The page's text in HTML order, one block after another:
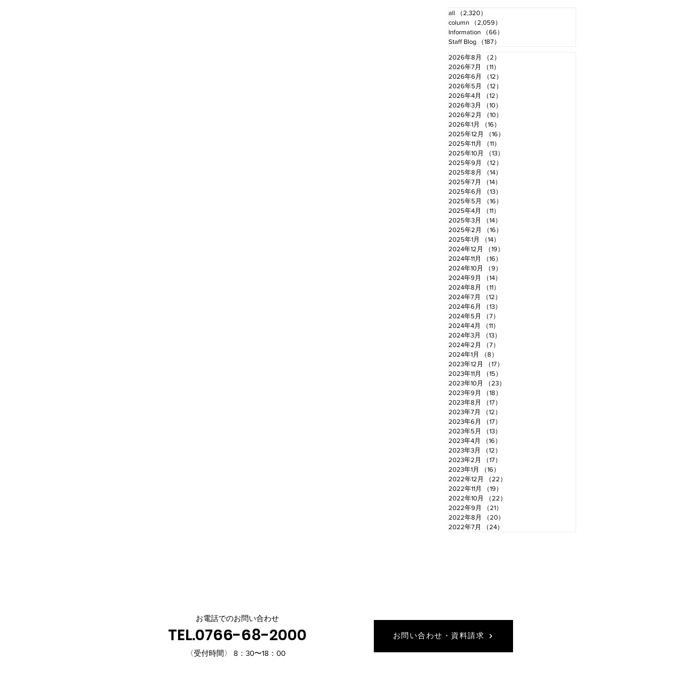
all （2,320）
column
（2,059）
Information
（66）
Staff Blog
（187）
2026年8月 （2）
2026年7月
（11）
2026年6月
（12）
2026年5月
（12）
2026年4月
（12）
2026年3月
（10）
2026年2月
（10）
2026年1月
（16）
2025年12月
（16）
2025年11月
（11）
2025年10月
（13）
2025年9月
（12）
2025年8月
（14）
2025年7月
（14）
2025年6月
（13）
2025年5月
（16）
2025年4月
（11）
2025年3月
（14）
2025年2月
（16）
2025年1月
（14）
2024年12月
（19）
2024年11月
（16）
2024年10月
（9）
2024年9月
（14）
2024年8月
（11）
2024年7月
（12）
2024年6月
（13）
2024年5月
（7）
2024年4月
（11）
2024年3月
（13）
2024年2月
（7）
2024年1月
（8）
2023年12月
（17）
2023年11月
（15）
2023年10月
（23）
2023年9月
（18）
2023年8月
（17）
2023年7月
（12）
2023年6月
（17）
2023年5月
（13）
2023年4月
（16）
2023年3月
（12）
2023年2月
（17）
2023年1月
（16）
2022年12月
（22）
2022年11月
（19）
2022年10月
（22）
2022年9月
（21）
2022年8月
（20）
2022年7月
（24）
お電話でのお問い合わせ
TEL.0766-68-2000
〈受付時間〉 8：30​〜18：00
お問い合わせ・資料請求